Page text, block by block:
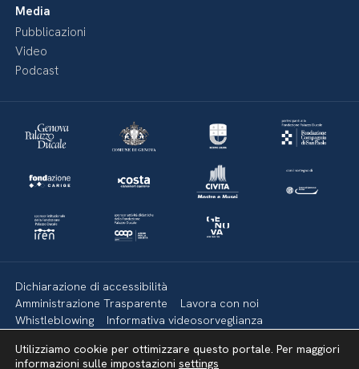
Media
Pubblicazioni
Video
Podcast
Dichiarazione di accessibilità
Amministrazione Trasparente
Lavora con noi
Whistleblowing
Informativa videosorveglianza
Mappa del sito
Utilizziamo cookie per ottimizzare questo portale. Per maggiori
informazioni sulle impostazioni settings